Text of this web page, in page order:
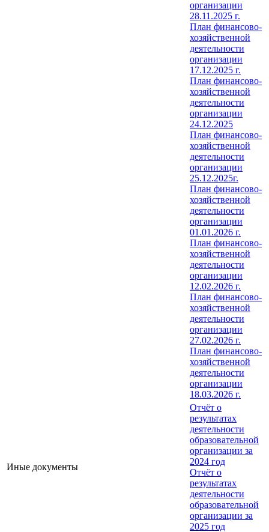
организации
28.11.2025 г.
План финансово-
хозяйственной
деятельности
организации
17.12.2025 г.
План финансово-
хозяйственной
деятельности
организации
24.12.2025
План финансово-
хозяйственной
деятельности
организации
25.12.2025г.
План финансово-
хозяйственной
деятельности
организации
01.01.2026 г.
План финансово-
хозяйственной
деятельности
организации
12.02.2026 г.
План финансово-
хозяйственной
деятельности
организации
27.02.2026 г.
План финансово-
хозяйственной
деятельности
организации
18.03.2026 г.
Иные документы
Отчёт о
результатах
деятельности
образовательной
организации за
2024 год
Отчёт о
результатах
деятельности
образовательной
организации за
2025 год